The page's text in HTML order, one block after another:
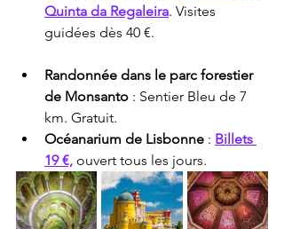
Quinta da Regaleira. Visites
guidées dès 40 €.
Randonnée dans le parc forestier
de Monsanto : Sentier Bleu de 7
km. Gratuit.
Océanarium de Lisbonne : Billets
19 €, ouvert tous les jours.